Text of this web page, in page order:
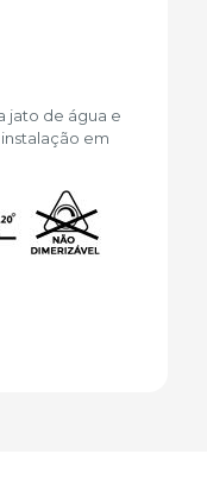
jato de água e
em